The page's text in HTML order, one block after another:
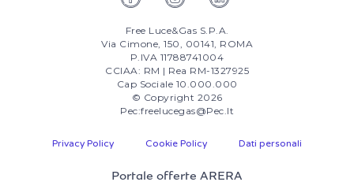
Free Luce&Gas S.p.A.
Via Cimone, 150, 00141, ROMA
P.IVA 11788741004
CCIAA: RM | Rea RM-1327925
Cap Sociale 10.000.000
© Copyright 2026
Pec:freelucegas@pec.it
Privacy Policy Cookie Policy Dati personali
Portale offerte ARERA